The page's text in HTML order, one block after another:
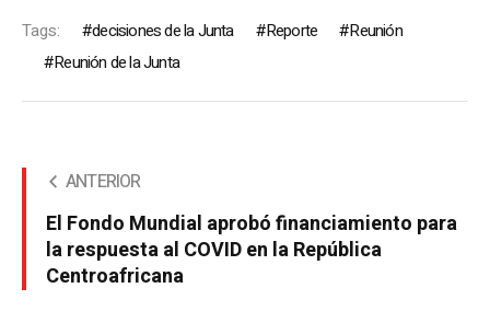
Tags: decisiones de la Junta Reporte
Reunión
Reunión de la Junta
ANTERIOR
El Fondo Mundial aprobó financiamiento para
la respuesta al COVID en la República
Centroafricana